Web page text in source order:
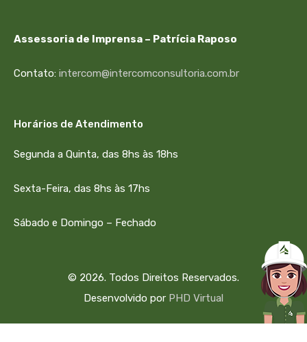
Assessoria de Imprensa – Patrícia Raposo
Contato: intercom@intercomconsultoria.com.br
Horários de Atendimento
Segunda a Quinta, das 8hs às 18hs
Sexta-Feira, das 8hs às 17hs
Sábado e Domingo – Fechado
© 2026. Todos Direitos Reservados.
Desenvolvido por PHD Virtual